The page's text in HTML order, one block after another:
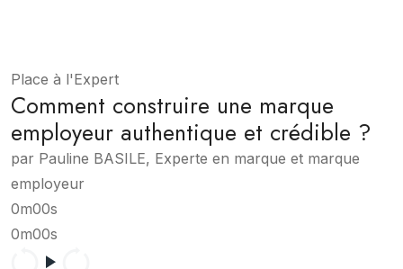
Place à l'Expert
Comment construire une marque
employeur authentique et crédible ?
par Pauline BASILE, Experte en marque et marque
employeur
0m00s
0m00s